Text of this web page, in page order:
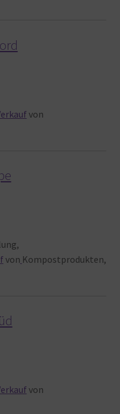
von
von Kompostprodukten,
von